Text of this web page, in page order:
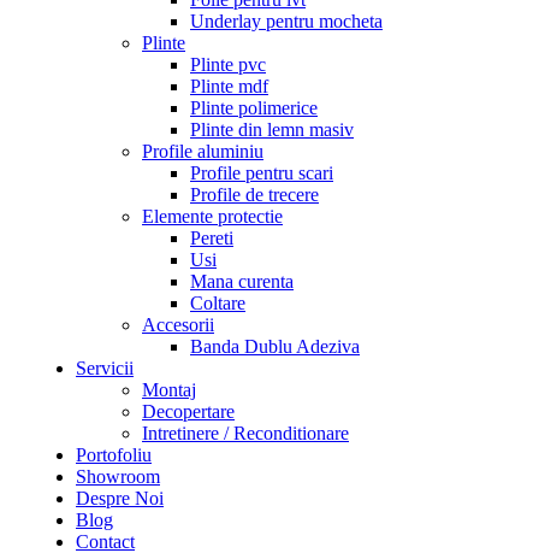
Underlay pentru mocheta
Plinte
Plinte pvc
Plinte mdf
Plinte polimerice
Plinte din lemn masiv
Profile aluminiu
Profile pentru scari
Profile de trecere
Elemente protectie
Pereti
Usi
Mana curenta
Coltare
Accesorii
Banda Dublu Adeziva
Servicii
Montaj
Decopertare
Intretinere / Reconditionare
Portofoliu
Showroom
Despre Noi
Blog
Contact